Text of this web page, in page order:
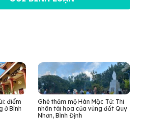
điểm
ở Bình
Ghé thăm mộ Hàn Mặc Tử: Thi
nhân tài hoa của vùng đất Quy
Nhơn, Bình Định